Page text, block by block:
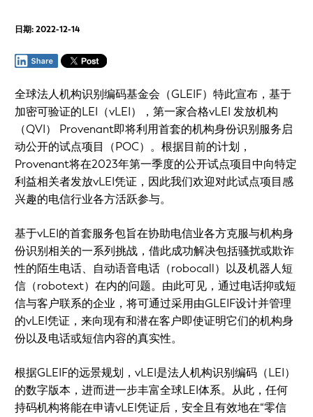
日期: 2022-12-14
全球法人机构识别编码基金会（GLEIF）特此宣布，基于
加密可验证的LEI（vLEI），第一家合格vLEI 发放机构
（QVI） Provenant即将利用首套的机构身份识别服务启
动公开的试点项目（POC）。根据目前的计划，
Provenant将在2023年第一季度的公开试点项目中向特定
利益相关者发放vLEI凭证，因此我们欢迎对此试点项目感
兴趣的电信行业各方活跃参与。
基于vLEI的首套服务包旨在协助电信业各方克服与机构身
份识别相关的一系列挑战，借此成功解决包括骚扰或欺诈
性的陌生电话、自动语音电话（robocall）以及机器人短
信（robotext）在内的问题。由此可见，通过电话抑或短
信与客户联系的企业，将可通过采用由GLEIF设计并管理
的vLEI凭证，来向现有和潜在客户即使证明它们的机构身
份以及电话或短信内容的真实性。
根据GLEIF的远景规划，vLEI是法人机构识别编码（LEI）
的数字版本，进而进一步丰富全球LEI体系。从此，任何
持码机构将能在申请vLEI凭证后，安全且有效地在“零信